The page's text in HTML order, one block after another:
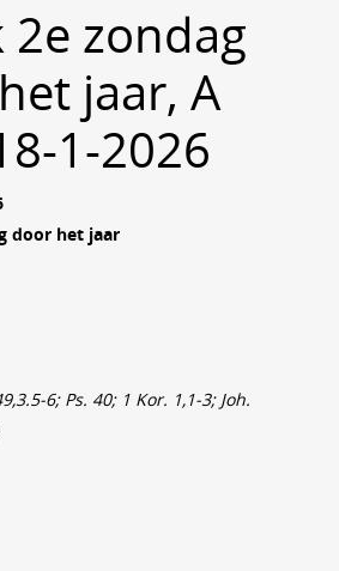
2e zondag
jaar, A
1-2026
door het jaar
6; Ps. 40; 1 Kor. 1,1-3; Joh.